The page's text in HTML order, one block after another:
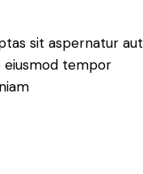
sit aspernatur aut
eiusmod tempor